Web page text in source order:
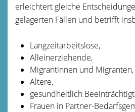
erleichtert gleiche
gelagerten Fällen und betrifft
Langzeitarbeitslose,
Alleinerziehende,
Migrantinnen und Migranten,
Ältere,
gesundheitlich
Frauen in Partner-